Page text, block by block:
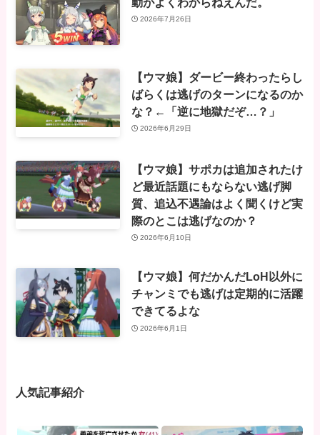
2026年7月26日
【ウマ娘】ダービー終わったらし
ばらくは逃げのターンになるのか
な？←「逆に地獄だぞ…？」
2026年6月29日
【ウマ娘】サポカは追加されたけ
ど最近話題にもならない逃げ脚
質、追込不遇論はよく聞くけど実
際のとこは逃げなのか？
2026年6月10日
【ウマ娘】何だかんだLoH以外に
チャンミでも逃げは定期的に活躍
できてるよな
2026年6月1日
人気記事紹介